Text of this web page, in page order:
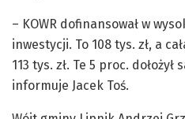
– KOWR dofinansował w
inwestycji. To 108 tys. zł, a
113 tys. zł. Te 5 proc.
informuje Jacek Toś.